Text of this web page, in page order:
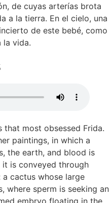
de cuyas arterías brota
a la tierra. En el cielo, una
de este bebé, como
la vida.
most obsessed Frida.
paintings, in which a
the earth, and blood is
it is conveyed through
cactus whose large
where sperm is seeking an
embryo floating in the